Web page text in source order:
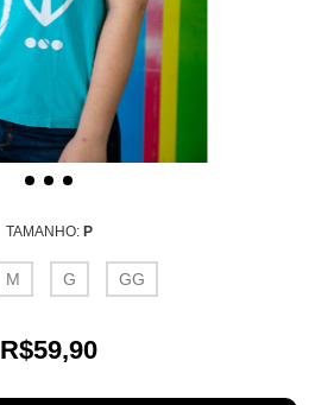
TAMANHO: P
M G GG
R$59,90